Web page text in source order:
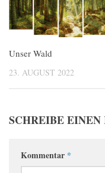
Unser Wald
23. AUGUST 2022
SCHREIBE
Kommentar *